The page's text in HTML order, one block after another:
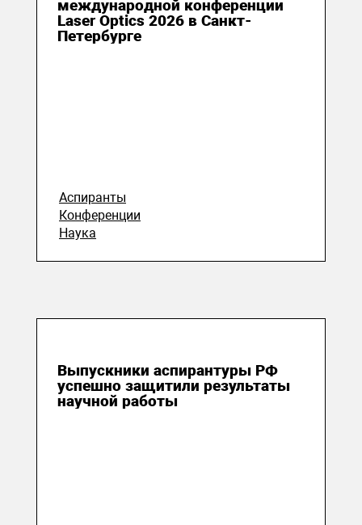
международной конференции
Laser Optics 2026 в Санкт-
Петербурге
Аспиранты
Конференции
Наука
Выпускники аспирантуры РФ
успешно защитили результаты
научной работы